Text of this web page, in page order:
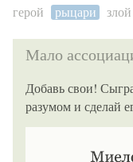
герой
рыцари
Мало
Добавь свои!
разумом и сделай